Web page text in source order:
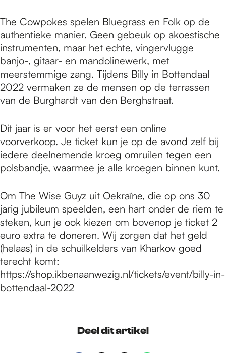
The Cowpokes spelen Bluegrass en Folk op de
authentieke manier. Geen gebeuk op akoestische
instrumenten, maar het echte, vingervlugge
banjo-, gitaar- en mandolinewerk, met
meerstemmige zang. Tijdens Billy in Bottendaal
2022 vermaken ze de mensen op de terrassen
van de Burghardt van den Berghstraat.
Dit jaar is er voor het eerst een online
voorverkoop. Je ticket kun je op de avond zelf bij
iedere deelnemende kroeg omruilen tegen een
polsbandje, waarmee je alle kroegen binnen kunt.
Om The Wise Guyz uit Oekraïne, die op ons 30
jarig jubileum speelden, een hart onder de riem te
steken, kun je ook kiezen om bovenop je ticket 2
euro extra te doneren. Wij zorgen dat het geld
(helaas) in de schuilkelders van Kharkov goed
terecht komt:
https://shop.ikbenaanwezig.nl/tickets/event/billy-in-
bottendaal-2022
Deel dit artikel